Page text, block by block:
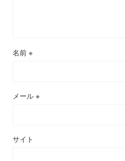
名前 ※
メール ※
サイト